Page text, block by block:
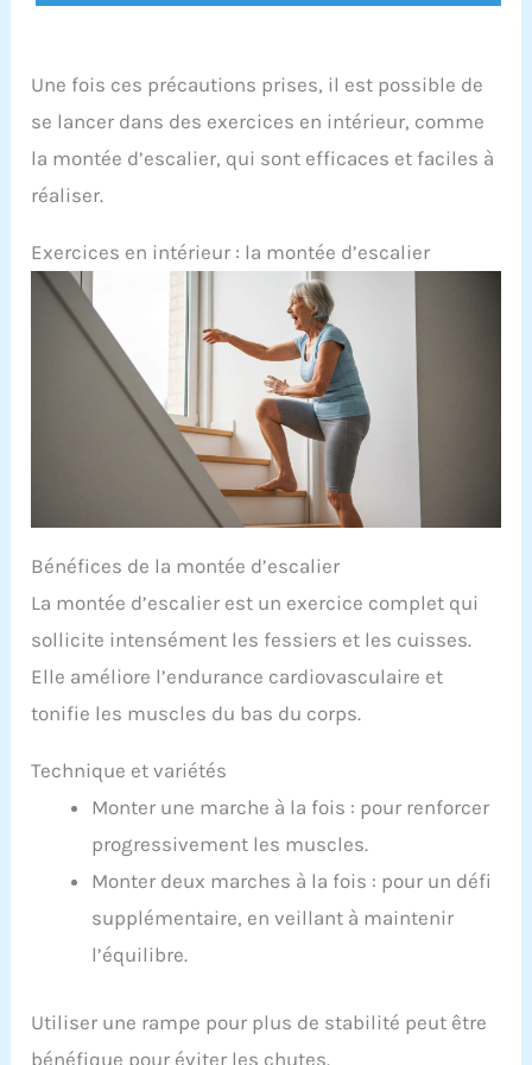
Une fois ces précautions prises, il est possible de
se lancer dans des exercices en intérieur, comme
la montée d’escalier, qui sont efficaces et faciles à
réaliser.
Exercices en intérieur : la montée d’escalier
Bénéfices de la montée d’escalier
La montée d’escalier est un exercice complet qui
sollicite intensément les fessiers et les cuisses.
Elle améliore l’endurance cardiovasculaire et
tonifie les muscles du bas du corps.
Technique et variétés
Monter une marche à la fois : pour renforcer
progressivement les muscles.
Monter deux marches à la fois : pour un défi
supplémentaire, en veillant à maintenir
l’équilibre.
Utiliser une rampe pour plus de stabilité peut être
bénéfique pour éviter les chutes.